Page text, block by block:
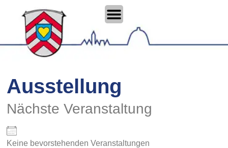
Ausstellung
Nächste Veranstaltung
Keine bevorstehenden Veranstaltungen